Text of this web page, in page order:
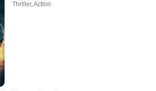
Thriller,Action